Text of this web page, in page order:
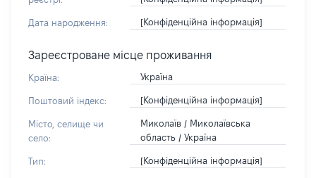
Дата народження: [Конфіденційна інформація]
Зареєстроване місце проживання
Країна: Україна
Поштовий індекс: [Конфіденційна інформація]
Місто, селище чи
село:
Миколаїв / Миколаївська
область / Україна
Тип: [Конфіденційна інформація]